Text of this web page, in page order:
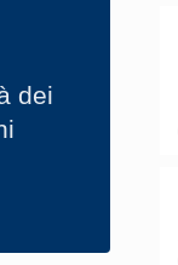
dei